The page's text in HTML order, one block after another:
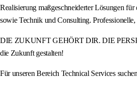
Realisierung maßgeschneiderter Lösungen
sowie Technik und Consulting.
DIE ZUKUNFT GEHÖRT DIR. DIE
die Zukunft gestalten!
Für unseren Bereich Technical Services